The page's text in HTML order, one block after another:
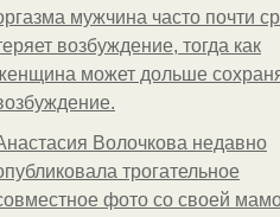
мужчина часто почти
возбуждение, тогда как
может дольше
Волочкова недавно
трогательное
фото со своей